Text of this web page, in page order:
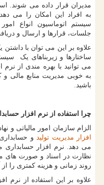
مدیران قرار داده می شوند.
به افراد این امکان را می
سیستم اتوماسیون انواع
جلسات، قرارها و ارسال و
علاوه بر این می توان با
ساختارها و زیربناهای یک
می توانید با بهره مندی از
به خوبی مدیریت منابع مالی و
باشید.
چرا استفاده از نرم افزار
الزام سازمان امور مالیاتی و
افزار مدیریت تولید و
می ‌دهد. نرم افزار حسابداری
نظارت در اسناد و صورت های
روند زمانی و هزینه کمتری را از
علاوه بر این استفاده از نرم